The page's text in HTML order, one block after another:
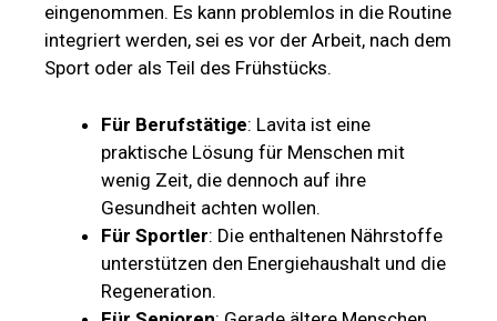
eingenommen. Es kann problemlos in die Routine
integriert werden, sei es vor der Arbeit, nach dem
Sport oder als Teil des Frühstücks.
Für Berufstätige: Lavita ist eine
praktische Lösung für Menschen mit
wenig Zeit, die dennoch auf ihre
Gesundheit achten wollen.
Für Sportler: Die enthaltenen Nährstoffe
unterstützen den Energiehaushalt und die
Regeneration.